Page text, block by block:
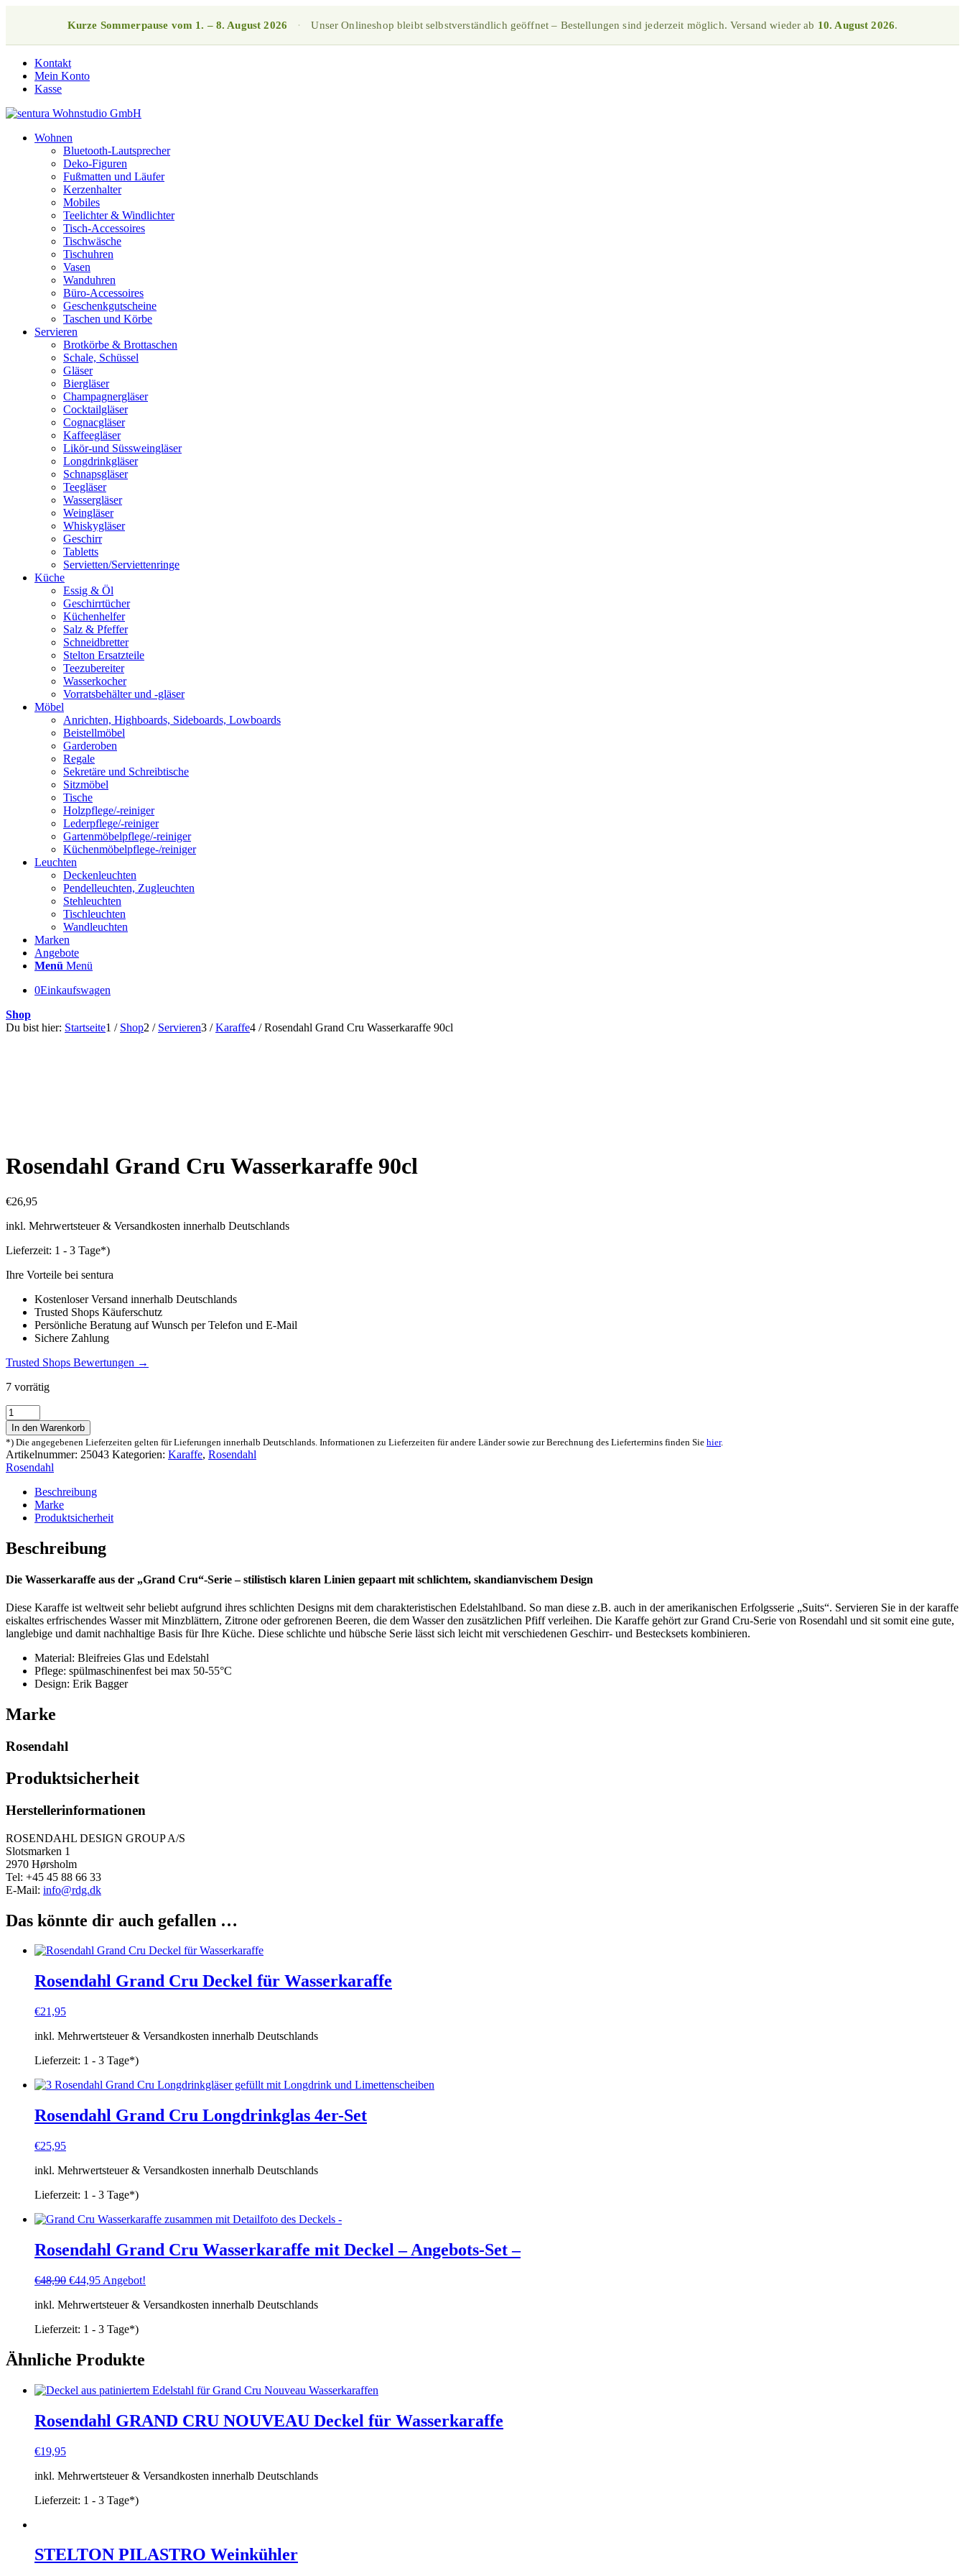
Kurze Sommerpause vom 1. – 8. August 2026 · Unser Onlineshop bleibt selbstverständlich geöffnet – Bestellungen sind jederzeit möglich. Versand wieder ab 10. August 2026.
Kontakt
Mein Konto
Kasse
Wohnen
Bluetooth-Lautsprecher
Deko-Figuren
Fußmatten und Läufer
Kerzenhalter
Mobiles
Teelichter & Windlichter
Tisch-Accessoires
Tischwäsche
Tischuhren
Vasen
Wanduhren
Büro-Accessoires
Geschenkgutscheine
Taschen und Körbe
Servieren
Brotkörbe & Brottaschen
Schale, Schüssel
Gläser
Biergläser
Champagnergläser
Cocktailgläser
Cognacgläser
Kaffeegläser
Likör-und Süssweingläser
Longdrinkgläser
Schnapsgläser
Teegläser
Wassergläser
Weingläser
Whiskygläser
Geschirr
Tabletts
Servietten/Serviettenringe
Küche
Essig & Öl
Geschirrtücher
Küchenhelfer
Salz & Pfeffer
Schneidbretter
Stelton Ersatzteile
Teezubereiter
Wasserkocher
Vorratsbehälter und -gläser
Möbel
Anrichten, Highboards, Sideboards, Lowboards
Beistellmöbel
Garderoben
Regale
Sekretäre und Schreibtische
Sitzmöbel
Tische
Holzpflege/-reiniger
Lederpflege/-reiniger
Gartenmöbelpflege/-reiniger
Küchenmöbelpflege-/reiniger
Leuchten
Deckenleuchten
Pendelleuchten, Zugleuchten
Stehleuchten
Tischleuchten
Wandleuchten
Marken
Angebote
Menü Menü
0Einkaufswagen
Shop
Du bist hier: Startseite1 / Shop2 / Servieren3 / Karaffe4 / Rosendahl Grand Cru Wasserkaraffe 90cl
Rosendahl Grand Cru Wasserkaraffe 90cl
€26,95
inkl. Mehrwertsteuer & Versandkosten innerhalb Deutschlands
Lieferzeit: 1 - 3 Tage*)
Ihre Vorteile bei sentura
Kostenloser Versand innerhalb Deutschlands
Trusted Shops Käuferschutz
Persönliche Beratung auf Wunsch per Telefon und E-Mail
Sichere Zahlung
Trusted Shops Bewertungen →
7 vorrätig
Rosendahl
Grand
Cru
Wasserkaraffe
90cl
Menge
In den Warenkorb
*) Die angegebenen Lieferzeiten gelten für Lieferungen innerhalb Deutschlands. Informationen zu Lieferzeiten für andere Länder sowie zur Berechnung des Liefertermins finden Sie hier.
Artikelnummer: 25043 Kategorien: Karaffe, Rosendahl
Rosendahl
Beschreibung
Marke
Produktsicherheit
Beschreibung
Die Wasserkaraffe aus der „Grand Cru“-Serie – stilistisch klaren Linien gepaart mit schlichtem, skandianvischem Design
Diese Karaffe ist weltweit sehr beliebt aufgrund ihres schlichten Designs mit dem charakteristischen Edelstahlband. So man diese z.B. auch in der amerikanischen Erfolgsserie „Suits“. Servieren Sie in der karaffe
eiskaltes erfrischendes Wasser mit Minzblättern, Zitrone oder gefrorenen Beeren, die dem Wasser den zusätzlichen Pfiff verleihen. Die Karaffe gehört zur Grand Cru-Serie von Rosendahl und sit somit eine gute,
langlebige und damit nachhaltige Basis für Ihre Küche. Diese schlichte und hübsche Serie lässt sich leicht mit verschiedenen Geschirr- und Bestecksets kombinieren.
Material: Bleifreies Glas und Edelstahl
Pflege: spülmaschinenfest bei max 50-55°C
Design: Erik Bagger
Marke
Rosendahl
Produktsicherheit
Herstellerinformationen
ROSENDAHL DESIGN GROUP A/S
Slotsmarken 1
2970 Hørsholm
Tel: +45 45 88 66 33
E-Mail: info@rdg.dk
Das könnte dir auch gefallen …
Rosendahl Grand Cru Deckel für Wasserkaraffe
€21,95
inkl. Mehrwertsteuer & Versandkosten innerhalb Deutschlands
Lieferzeit: 1 - 3 Tage*)
Rosendahl Grand Cru Longdrinkglas 4er-Set
€25,95
inkl. Mehrwertsteuer & Versandkosten innerhalb Deutschlands
Lieferzeit: 1 - 3 Tage*)
Rosendahl Grand Cru Wasserkaraffe mit Deckel – Angebots-Set –
€48,90 Ursprünglicher
war:
€44,95Aktueller
ist:
Angebot!
inkl. Mehrwertsteuer & Versandkosten innerhalb Deutschlands
Lieferzeit: 1 - 3 Tage*)
Ähnliche Produkte
Rosendahl GRAND CRU NOUVEAU Deckel für Wasserkaraffe
€19,95
inkl. Mehrwertsteuer & Versandkosten innerhalb Deutschlands
Lieferzeit: 1 - 3 Tage*)
STELTON PILASTRO Weinkühler